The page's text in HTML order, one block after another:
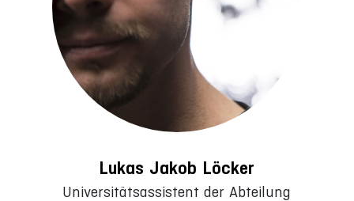
Lukas Jakob Löcker
Universitätsassistent der Abteilung